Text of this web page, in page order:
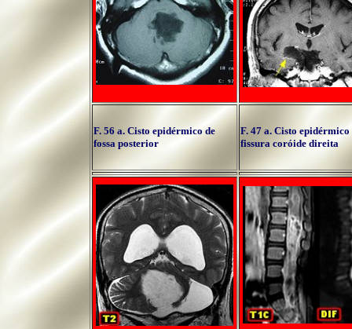
F. 56 a. Cisto epidérmico de
fossa posterior
F. 47 a. Cisto epidérmico
fissura coróide direita